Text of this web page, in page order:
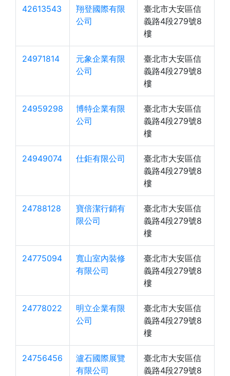
42613543
翔登國際有限
公司
臺北市大安區信
義路4段279號8
樓
24971814
元象企業有限
公司
臺北市大安區信
義路4段279號8
樓
24959298
博特企業有限
公司
臺北市大安區信
義路4段279號8
樓
24949074 仕鉅有限公司
臺北市大安區信
義路4段279號8
樓
24788128
寶倍潔行銷有
限公司
臺北市大安區信
義路4段279號8
樓
24775094
寬山室內裝修
有限公司
臺北市大安區信
義路4段279號8
樓
24778022
明立企業有限
公司
臺北市大安區信
義路4段279號8
樓
24756456
瀘石國際展覽
有限公司
臺北市大安區信
義路4段279號8